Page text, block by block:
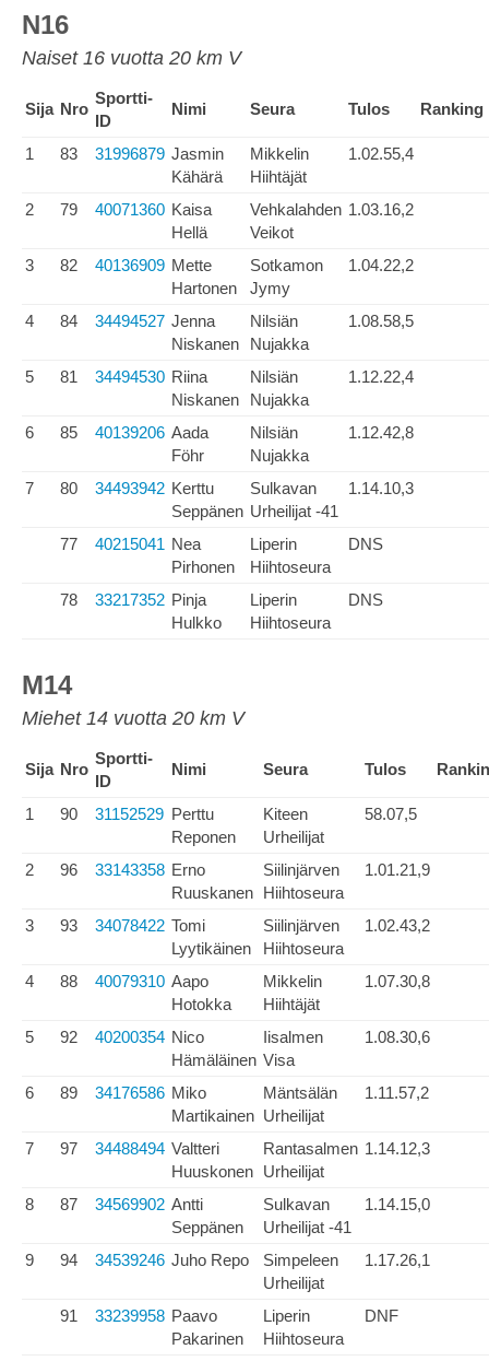
N16
Naiset 16 vuotta 20 km V
Sija Nro
Sportti-
ID
Nimi Seura Tulos Ranking
1 83 31996879 Jasmin
Kähärä
Mikkelin
Hiihtäjät
1.02.55,4
2 79 40071360 Kaisa
Hellä
Vehkalahden
Veikot
1.03.16,2
3 82 40136909 Mette
Hartonen
Sotkamon
Jymy
1.04.22,2
4 84 34494527 Jenna
Niskanen
Nilsiän
Nujakka
1.08.58,5
5 81 34494530 Riina
Niskanen
Nilsiän
Nujakka
1.12.22,4
6 85 40139206 Aada
Föhr
Nilsiän
Nujakka
1.12.42,8
7 80 34493942 Kerttu
Seppänen
Sulkavan
Urheilijat -41
1.14.10,3
77 40215041 Nea
Pirhonen
Liperin
Hiihtoseura
DNS
78 33217352 Pinja
Hulkko
Liperin
Hiihtoseura
DNS
M14
Miehet 14 vuotta 20 km V
Sija Nro
Sportti-
ID
Nimi Seura Tulos
1 90 31152529 Perttu
Reponen
Kiteen
Urheilijat
58.07,5
2 96 33143358 Erno
Ruuskanen
Siilinjärven
Hiihtoseura
1.01.21,9
3 93 34078422 Tomi
Lyytikäinen
Siilinjärven
Hiihtoseura
1.02.43,2
4 88 40079310 Aapo
Hotokka
Mikkelin
Hiihtäjät
1.07.30,8
5 92 40200354 Nico
Hämäläinen
Iisalmen
Visa
1.08.30,6
6 89 34176586 Miko
Martikainen
Mäntsälän
Urheilijat
1.11.57,2
7 97 34488494 Valtteri
Huuskonen
Rantasalmen
Urheilijat
1.14.12,3
8 87 34569902 Antti
Seppänen
Sulkavan
Urheilijat -41
1.14.15,0
9 94 34539246 Juho Repo
Simpeleen
Urheilijat
1.17.26,1
91 33239958 Paavo
Pakarinen
Liperin
Hiihtoseura
DNF